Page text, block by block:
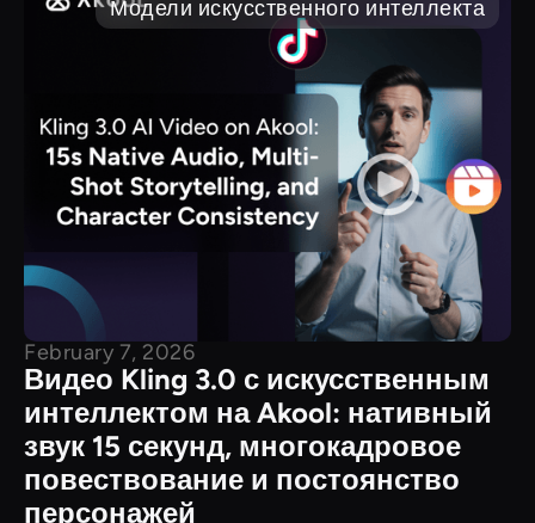
Модели искусственного интеллекта
February 7, 2026
Видео Kling 3.0 с искусственным
интеллектом на Akool: нативный
звук 15 секунд, многокадровое
повествование и постоянство
персонажей